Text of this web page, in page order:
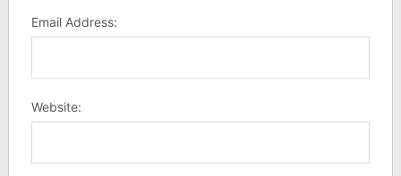
Email Address:
Website: